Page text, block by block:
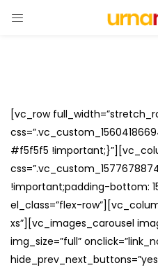
[vc_row
#f5f5f5
!important;padding-bottom:
el_class=”flex-
xs”][vc_images_carousel
img_size=”full”